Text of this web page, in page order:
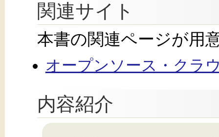
関連サイト
本書の関連ページが用
オープンソース・クラ
内容紹介